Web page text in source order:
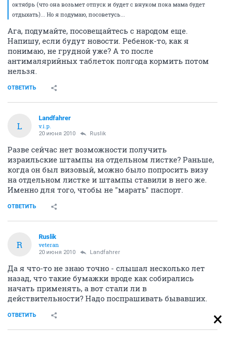
октябрь (что она возьмет отпуск и будет с внуком пока мама будет
отдыхать)... Но я подумаю, посоветусь...
Ага, подумайте, посовещайтесь с народом еще.
Напишу, если будут новости. Ребенок-то, как я
понимаю, не грудной уже? А то после
антималярийных таблеток полгода кормить потом
нельзя.
ОТВЕТИТЬ
L
Landfahrer
v.i.p.
20 июня 2010 Ruslik
Разве сейчас нет возможности получить
израильские штампы на отдельном листке? Раньше,
когда он был визовый, можно было попросить визу
на отдельном листке и штампы ставили в него же.
Именно для того, чтобы не "марать" паспорт.
ОТВЕТИТЬ
R
Ruslik
veteran
20 июня 2010 Landfahrer
Да я что-то не знаю точно - слышал несколько лет
назад, что такие бумажки вроде как собирались
начать применять, а вот стали ли в
действительности? Надо поспрашивать бывавших.
ОТВЕТИТЬ